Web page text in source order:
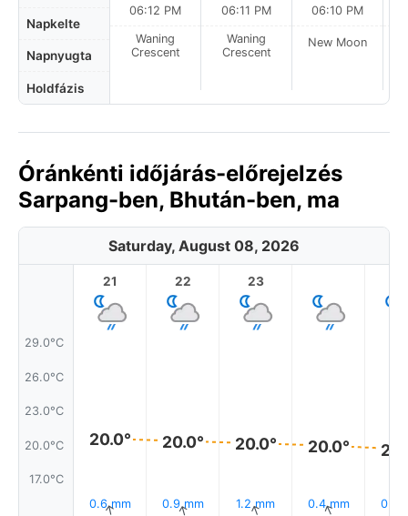
Napkelte
Napnyugta
Holdfázis
06:12 PM
Waning
Crescent
06:11 PM
Waning
Crescent
06:10 PM
New Moon
Óránkénti időjárás-előrejelzés
Sarpang-ben, Bhután-ben, ma
Saturday, August 08, 2026
29.0°C
26.0°C
23.0°C
20.0°C
17.0°C
21
20.0°
0.6 mm
↑
22
20.0°
0.9 mm
↑
23
20.0°
1.2 mm
↑
20.0°
0.4 mm
↑ 0.4